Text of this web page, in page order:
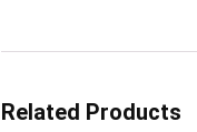
Related Products